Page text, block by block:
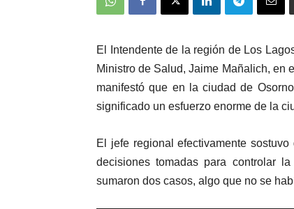
El Intendente de la región de Los
Ministro de Salud, Jaime Mañalich, en
manifestó que en la ciudad de
significado un esfuerzo enorme de la
El jefe regional efectivamente
decisiones tomadas para controlar
sumaron dos casos, algo que no se